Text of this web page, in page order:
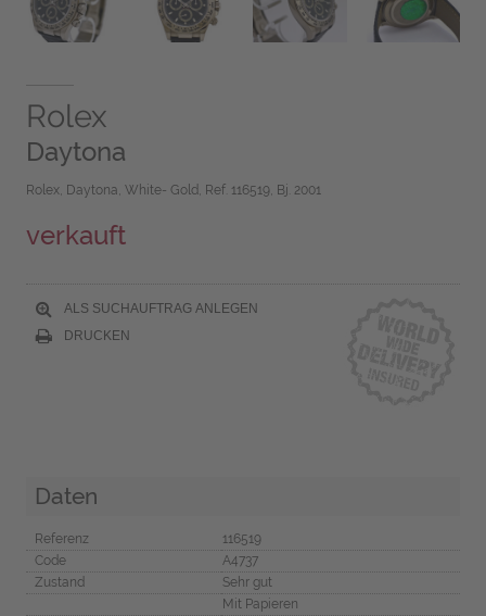
Rolex
Daytona
Rolex, Daytona, White- Gold, Ref. 116519, Bj. 2001
verkauft
ALS SUCHAUFTRAG ANLEGEN
DRUCKEN
Daten
Referenz
116519
Code
A4737
Zustand
Sehr gut
Mit Papieren